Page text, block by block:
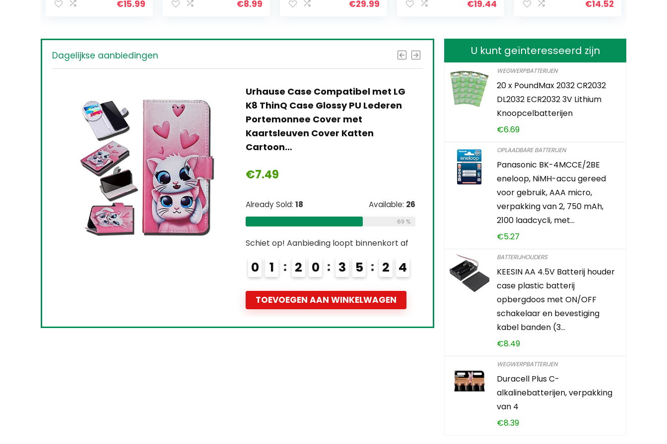
Schermbeschermer
€8.99
Micro
€29.99 €19.44
indicatielampje€14.52 €10.99
Dagelijkse aanbiedingen
12V elektronisch product,
lithiumbatterij, duurzaam ijzer 4S
30A voor straatverlichting op
zonne-energie Batterijpakket…
Schiet op! Aanbieding loopt binnenkort af
0
U kunt geïnteresseerd zijn
WEGWERPBATTERIJEN
20 x PoundMax 2032 CR2032
DL2032 ECR2032 3V Lithium
Knoopcelbatterijen
€6.69
OPLAADBARE BATTERIJEN
Panasonic BK-4MCCE/2BE
eneloop, NiMH-accu gereed
voor gebruik, AAA micro,
verpakking van 2, 750 mAh,
2100 laadcycli, met…
€5.27
BATTERIJHOUDERS
KEESIN AA 4.5V Batterij houder
case plastic batterij
opbergdoos met ON/OFF
schakelaar en bevestiging
kabel banden (3…
€8.49
WEGWERPBATTERIJEN
Duracell Plus C-
alkalinebatterijen, verpakking
van 4
€8.39